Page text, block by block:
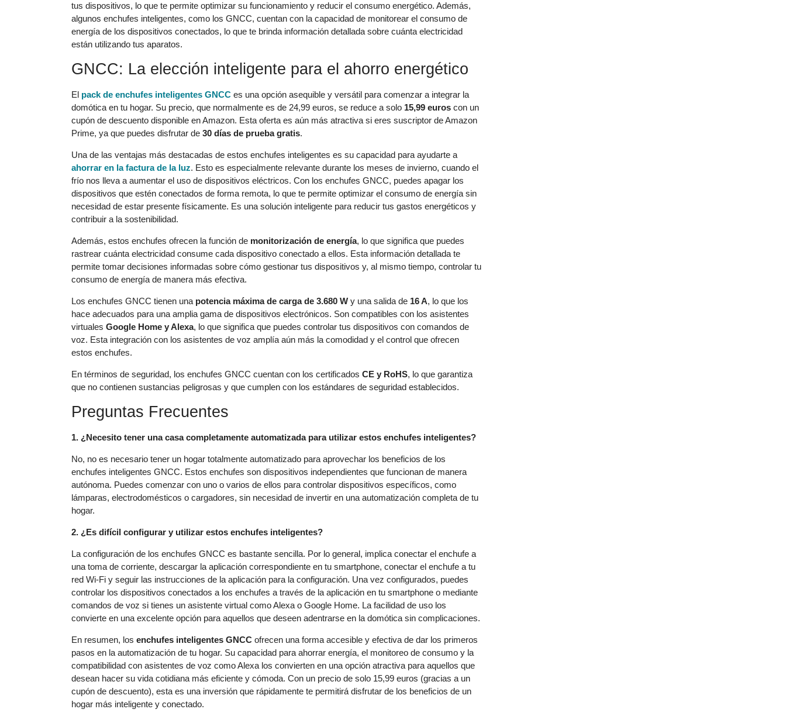
tus dispositivos, lo que te permite optimizar su funcionamiento y reducir el consumo energético. Además,
algunos enchufes inteligentes, como los GNCC, cuentan con la capacidad de monitorear el consumo de
energía de los dispositivos conectados, lo que te brinda información detallada sobre cuánta electricidad
están utilizando tus aparatos.
GNCC: La elección inteligente para el ahorro energético
El pack de enchufes inteligentes GNCC es una opción asequible y versátil para comenzar a integrar la
domótica en tu hogar. Su precio, que normalmente es de 24,99 euros, se reduce a solo 15,99 euros con un
cupón de descuento disponible en Amazon. Esta oferta es aún más atractiva si eres suscriptor de Amazon
Prime, ya que puedes disfrutar de 30 días de prueba gratis.
Una de las ventajas más destacadas de estos enchufes inteligentes es su capacidad para ayudarte a
ahorrar en la factura de la luz. Esto es especialmente relevante durante los meses de invierno, cuando el
frío nos lleva a aumentar el uso de dispositivos eléctricos. Con los enchufes GNCC, puedes apagar los
dispositivos que estén conectados de forma remota, lo que te permite optimizar el consumo de energía sin
necesidad de estar presente físicamente. Es una solución inteligente para reducir tus gastos energéticos y
contribuir a la sostenibilidad.
Además, estos enchufes ofrecen la función de monitorización de energía, lo que significa que puedes
rastrear cuánta electricidad consume cada dispositivo conectado a ellos. Esta información detallada te
permite tomar decisiones informadas sobre cómo gestionar tus dispositivos y, al mismo tiempo, controlar tu
consumo de energía de manera más efectiva.
Los enchufes GNCC tienen una potencia máxima de carga de 3.680 W y una salida de 16 A, lo que los
hace adecuados para una amplia gama de dispositivos electrónicos. Son compatibles con los asistentes
virtuales Google Home y Alexa, lo que significa que puedes controlar tus dispositivos con comandos de
voz. Esta integración con los asistentes de voz amplía aún más la comodidad y el control que ofrecen
estos enchufes.
En términos de seguridad, los enchufes GNCC cuentan con los certificados CE y RoHS, lo que garantiza
que no contienen sustancias peligrosas y que cumplen con los estándares de seguridad establecidos.
Preguntas Frecuentes
1. ¿Necesito tener una casa completamente automatizada para utilizar estos enchufes inteligentes?
No, no es necesario tener un hogar totalmente automatizado para aprovechar los beneficios de los
enchufes inteligentes GNCC. Estos enchufes son dispositivos independientes que funcionan de manera
autónoma. Puedes comenzar con uno o varios de ellos para controlar dispositivos específicos, como
lámparas, electrodomésticos o cargadores, sin necesidad de invertir en una automatización completa de tu
hogar.
2. ¿Es difícil configurar y utilizar estos enchufes inteligentes?
La configuración de los enchufes GNCC es bastante sencilla. Por lo general, implica conectar el enchufe a
una toma de corriente, descargar la aplicación correspondiente en tu smartphone, conectar el enchufe a tu
red Wi-Fi y seguir las instrucciones de la aplicación para la configuración. Una vez configurados, puedes
controlar los dispositivos conectados a los enchufes a través de la aplicación en tu smartphone o mediante
comandos de voz si tienes un asistente virtual como Alexa o Google Home. La facilidad de uso los
convierte en una excelente opción para aquellos que deseen adentrarse en la domótica sin complicaciones.
En resumen, los enchufes inteligentes GNCC ofrecen una forma accesible y efectiva de dar los primeros
pasos en la automatización de tu hogar. Su capacidad para ahorrar energía, el monitoreo de consumo y la
compatibilidad con asistentes de voz como Alexa los convierten en una opción atractiva para aquellos que
desean hacer su vida cotidiana más eficiente y cómoda. Con un precio de solo 15,99 euros (gracias a un
cupón de descuento), esta es una inversión que rápidamente te permitirá disfrutar de los beneficios de un
hogar más inteligente y conectado.